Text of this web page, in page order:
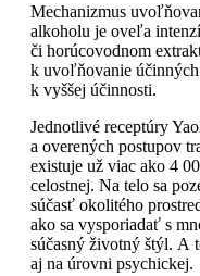
Mechanizmus
alkoholu je oveľa
či horúcovodnom
k uvoľňovanie
k vyššej účinnosti.
Jednotlivé receptúry
a overených postupov
existuje už viac ako 4
celostnej. Na telo sa
súčasť okolitého
ako sa vysporiadať s
súčasný životný štýl. A
aj na úrovni psychickej.